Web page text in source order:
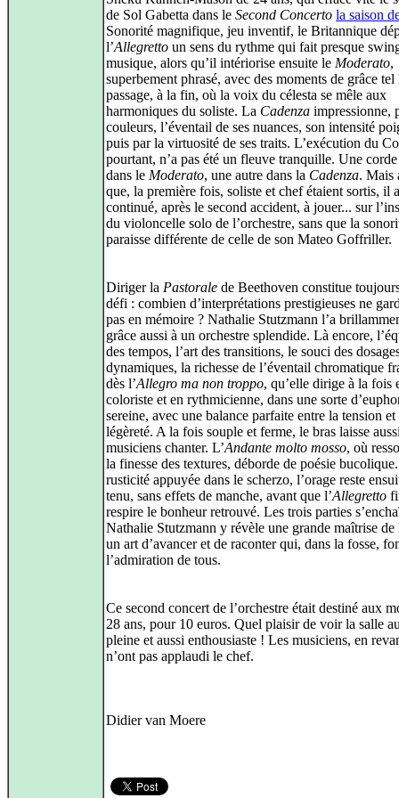
de Sol Gabetta dans le Second Concerto la saison
Sonorité magnifique, jeu inventif, le Britannique
l’Allegretto un sens du rythme qui fait presque
musique, alors qu’il intériorise ensuite le Moderato,
superbement phrasé, avec des moments de grâce tel
passage, à la fin, où la voix du célesta se mêle aux
harmoniques du soliste. La Cadenza impressionne,
couleurs, l’éventail de ses nuances, son intensité
puis par la virtuosité de ses traits. L’exécution du
pourtant, n’a pas été un fleuve tranquille. Une corde
dans le Moderato, une autre dans la Cadenza. Mais
que, la première fois, soliste et chef étaient sortis, il a
continué, après le second accident, à jouer... sur
du violoncelle solo de l’orchestre, sans que la
paraisse différente de celle de son Mateo Goffriller.
Diriger la Pastorale de Beethoven constitue
défi : combien d’interprétations prestigieuses ne
pas en mémoire ? Nathalie Stutzmann l’a
grâce aussi à un orchestre splendide. Là encore,
des tempos, l’art des transitions, le souci des
dynamiques, la richesse de l’éventail chromatique
dès l’Allegro ma non troppo, qu’elle dirige à la fois
coloriste et en rythmicienne, dans une sorte
sereine, avec une balance parfaite entre la tension et
légèreté. A la fois souple et ferme, le bras laisse
musiciens chanter. L’Andante molto mosso, où
la finesse des textures, déborde de poésie
rusticité appuyée dans le scherzo, l’orage reste
tenu, sans effets de manche, avant que l’Allegretto
respire le bonheur retrouvé. Les trois parties
Nathalie Stutzmann y révèle une grande maîtrise de
un art d’avancer et de raconter qui, dans la fosse,
l’admiration de tous.
Ce second concert de l’orchestre était destiné aux
28 ans, pour 10 euros. Quel plaisir de voir la salle
pleine et aussi enthousiaste ! Les musiciens, en
n’ont pas applaudi le chef.
Didier van Moere